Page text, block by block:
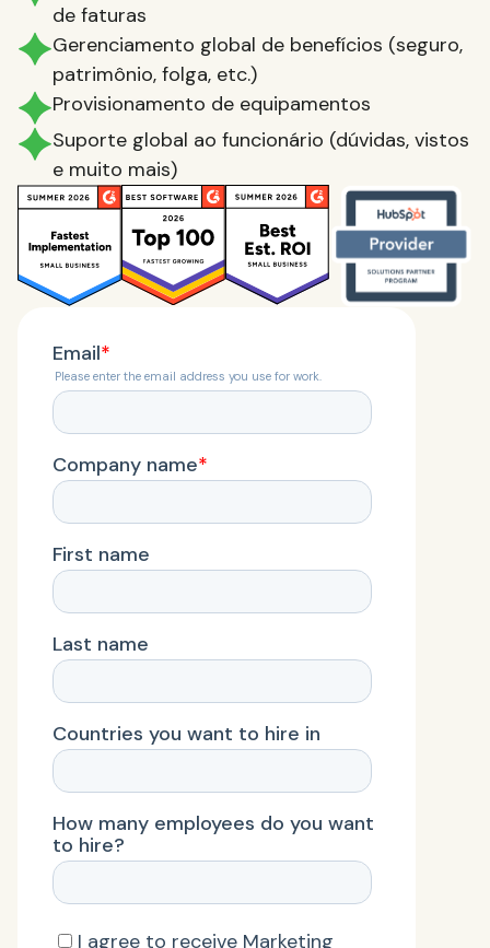
de faturas
Gerenciamento global de benefícios (seguro,
patrimônio, folga, etc.)
Provisionamento de equipamentos
Suporte global ao funcionário (dúvidas, vistos
e muito mais)